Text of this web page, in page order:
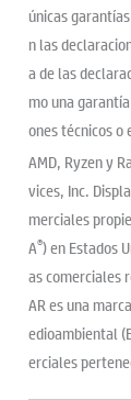
únicas
n las
a de las
mo una
ones técnicos
AMD, Ryzen y
vices, Inc.
merciales
A®) en Estados
as comerciales
AR es una
edioambiental
erciales